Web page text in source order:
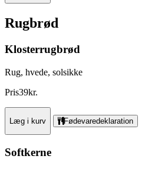
Rugbrød
Klosterrugbrød
Rug, hvede, solsikke
Pris39kr.
Læg i kurv Fødevaredeklaration
Softkerne